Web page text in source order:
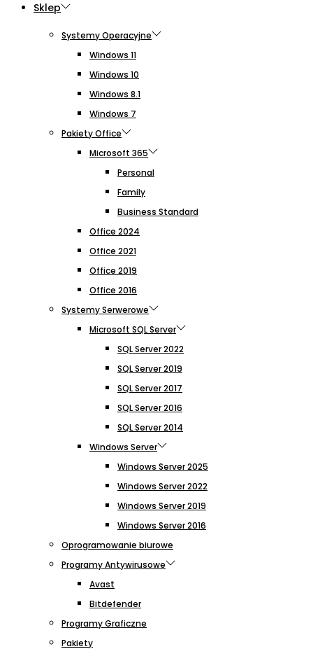
Sklep
Systemy Operacyjne
Windows 11
Windows 10
Windows 8.1
Windows 7
Pakiety Office
Microsoft 365
Personal
Family
Business Standard
Office 2024
Office 2021
Office 2019
Office 2016
Systemy Serwerowe
Microsoft SQL Server
SQL Server 2022
SQL Server 2019
SQL Server 2017
SQL Server 2016
SQL Server 2014
Windows Server
Windows Server 2025
Windows Server 2022
Windows Server 2019
Windows Server 2016
Oprogramowanie biurowe
Programy Antywirusowe
Avast
Bitdefender
Programy Graficzne
Pakiety